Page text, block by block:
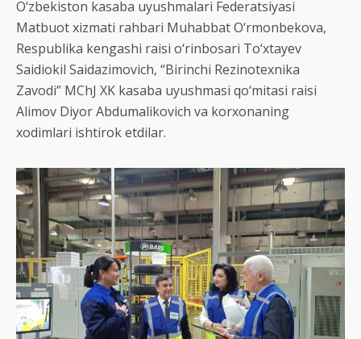
O‘zbekiston kasaba uyushmalari Federatsiyasi
Matbuot xizmati rahbari Muhabbat O‘rmonbekova,
Respublika kengashi raisi o‘rinbosari To‘xtayev
Saidiokil Saidazimovich, “Birinchi Rezinotexnika
Zavodi” MChJ XK kasaba uyushmasi qo‘mitasi raisi
Alimov Diyor Abdumalikovich va korxonaning
xodimlari ishtirok etdilar.